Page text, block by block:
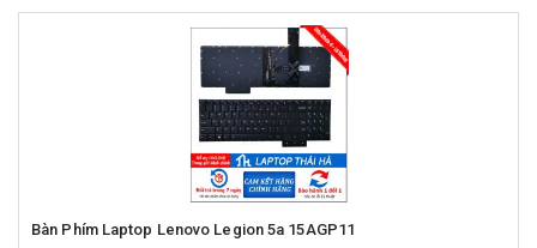
Bàn Phím Laptop Lenovo Legion 5a 15AGP11